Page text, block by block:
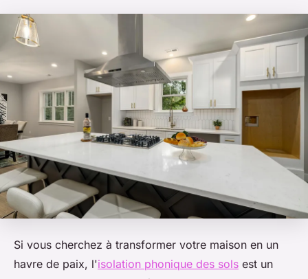
Si vous cherchez à transformer votre maison en un
havre de paix, l'isolation phonique des sols est un